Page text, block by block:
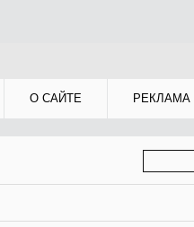
О САЙТЕ РЕКЛАМА